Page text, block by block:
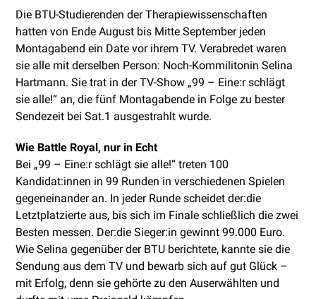
Die BTU-Studierenden der Therapiewissenschaften
hatten von Ende August bis Mitte September jeden
Montagabend ein Date vor ihrem TV. Verabredet waren
sie alle mit derselben Person: Noch-Kommilitonin Selina
Hartmann. Sie trat in der TV-Show „99 – Eine:r schlägt
sie alle!“ an, die fünf Montagabende in Folge zu bester
Sendezeit bei Sat.1 ausgestrahlt wurde.
Wie Battle Royal, nur in Echt
Bei „99 – Eine:r schlägt sie alle!“ treten 100
Kandidat:innen in 99 Runden in verschiedenen Spielen
gegeneinander an. In jeder Runde scheidet der:die
Letztplatzierte aus, bis sich im Finale schließlich die zwei
Besten messen. Der:die Sieger:in gewinnt 99.000 Euro.
Wie Selina gegenüber der BTU berichtete, kannte sie die
Sendung aus dem TV und bewarb sich auf gut Glück –
mit Erfolg, denn sie gehörte zu den Auserwählten und